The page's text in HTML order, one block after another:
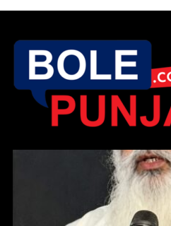
ਸੇਵਾ, ਨਿਮਰਤਾ ਤੇ ਦਇਆ ਹੀ ਗੁਰੂ